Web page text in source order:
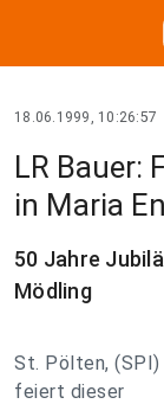
18.06.1999, 10:26:57
LR Bauer:
in Maria
50 Jahre
Mödling
St. Pölten, (SPI)
feiert dieser